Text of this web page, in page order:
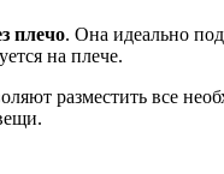
плечо. Она идеально
на плече.
разместить все